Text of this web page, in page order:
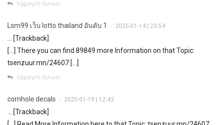
Хариулт бичих
Lsm99 เว็บ lotto thailand อันดับ 1 • 2025-01-14 | 23:54
… [Trackback]
[…] There you can find 89849 more Information on that Topic:
tsenzuur.mn/24607 […]
Хариулт бичих
cornhole decals • 2025-01-19 | 12:43
… [Trackback]